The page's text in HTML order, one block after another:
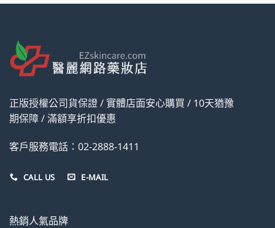
正版授權公司貨保證 / 實體店面安心購買 / 10天猶豫
期保障 / 滿額享折扣優惠
客戶服務電話：02-2888-1411
CALL US E-MAIL
熱銷人氣品牌